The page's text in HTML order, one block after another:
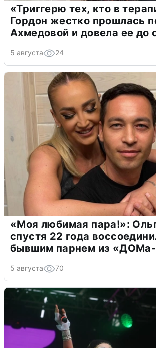
«Триггерю тех, кто в
Гордон жестко прошлась
Ахмедовой и довела ее до
5 августа 24
«Моя любимая пара!»:
спустя 22 года
бывшим парнем из
5 августа 70